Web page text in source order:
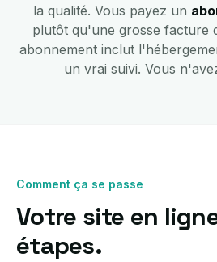
la qualité. Vous payez un
plutôt qu'une grosse
abonnement inclut
un vrai suivi. Vous
Comment ça se passe
Votre site en
étapes.